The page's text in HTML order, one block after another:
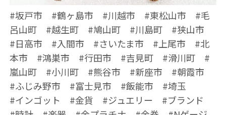
#坂戸市 #鶴ヶ島市 #川越市 #東松山市 #毛
呂山町 #越生町 #鳩山町 #川島町 #狭山市
#日高市 #入間市 #さいたま市 #上尾市 #北
本市 #鴻巣市 #行田市 #吉見町 #滑川町 #
嵐山町 #小川町 #熊谷市 #新座市 #朝霞市
#ふじみ野市 #富士見市 #飯能市 #埼玉
#インゴット #金貨 #ジュエリー #ブランド